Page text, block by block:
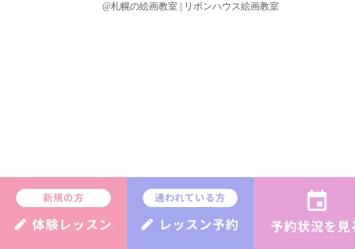
@札幌の絵画教室 | リボンハウス絵画教室